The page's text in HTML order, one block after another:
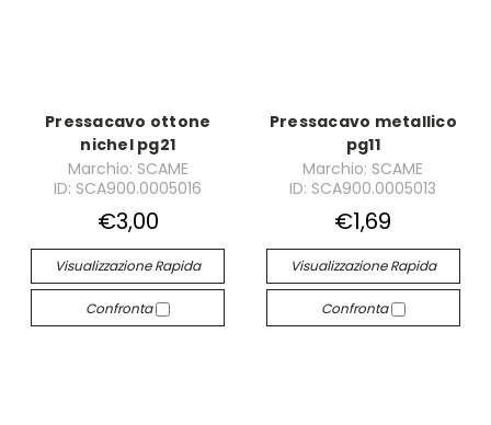
Pressacavo ottone
nichel pg21
Marchio: SCAME
ID: SCA900.0005016
€3,00
Visualizzazione Rapida
Confronta
Pressacavo metallico
pg11
Marchio: SCAME
ID: SCA900.0005013
€1,69
Visualizzazione Rapida
Confronta